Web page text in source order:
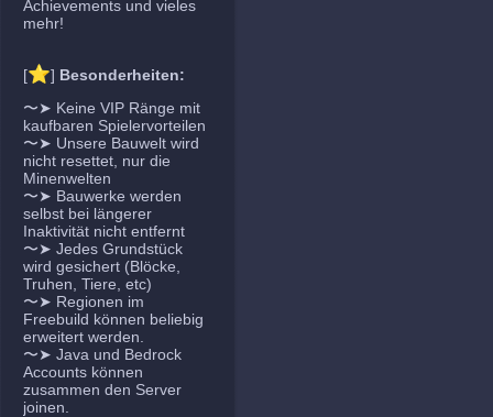
Achievements und vieles
mehr!
[⭐] Besonderheiten:
〜➤ Keine VIP Ränge mit
kaufbaren Spielervorteilen
〜➤ Unsere Bauwelt wird
nicht resettet, nur die
Minenwelten
〜➤ Bauwerke werden
selbst bei längerer
Inaktivität nicht entfernt
〜➤ Jedes Grundstück
wird gesichert (Blöcke,
Truhen, Tiere, etc)
〜➤ Regionen im
Freebuild können beliebig
erweitert werden.
〜➤ Java und Bedrock
Accounts können
zusammen den Server
joinen.